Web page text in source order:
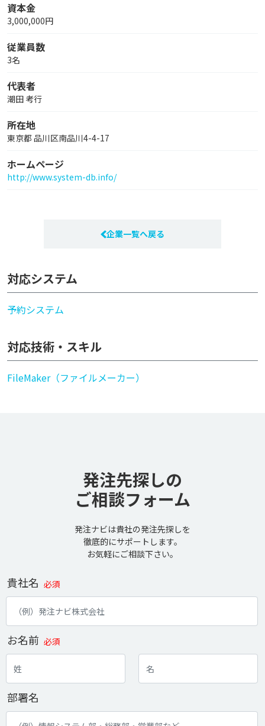
資本金
3,000,000円
従業員数
3名
代表者
潮田 考行
所在地
東京都 品川区南品川4-4-17
ホームページ
http://www.system-db.info/
企業一覧へ戻る
対応システム
予約システム
対応技術・スキル
FileMaker（ファイルメーカー）
発注先探しの
ご相談フォーム
発注ナビは貴社の発注先探しを
徹底的にサポートします。
お気軽にご相談下さい。
貴社名 必須
お名前 必須
部署名